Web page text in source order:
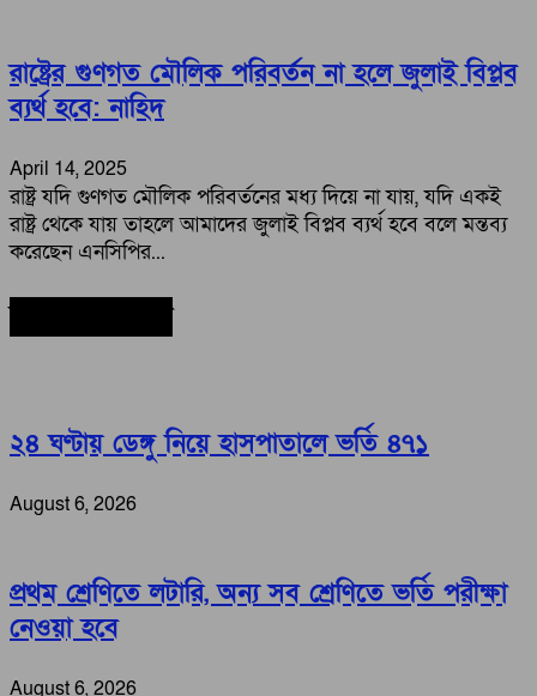
রাষ্ট্রের গুণগত মৌলিক পরিবর্তন না হলে জুলাই বিপ্লব
ব্যর্থ হবে: নাহিদ
April 14, 2025
রাষ্ট্র যদি গুণগত মৌলিক পরিবর্তনের মধ্য দিয়ে না যায়, যদি একই
রাষ্ট্র থেকে যায় তাহলে আমাদের জুলাই বিপ্লব ব্যর্থ হবে বলে মন্তব্য
করেছেন এনসিপির...
২৪ ঘণ্টায় ডেঙ্গু নিয়ে হাসপাতালে ভর্তি ৪৭১
August 6, 2026
প্রথম শ্রেণিতে লটারি, অন্য সব শ্রেণিতে ভর্তি পরীক্ষা
নেওয়া হবে
August 6, 2026